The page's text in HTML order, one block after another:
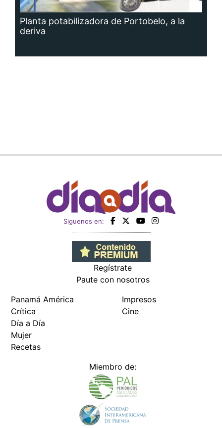
Planta potabilizadora de Portobelo, a la
deriva
Siguenos en:
Regístrate
Paute con nosotros
Panamá América
Crítica
Día a Día
Mujer
Recetas
Impresos
Cine
Miembro de: